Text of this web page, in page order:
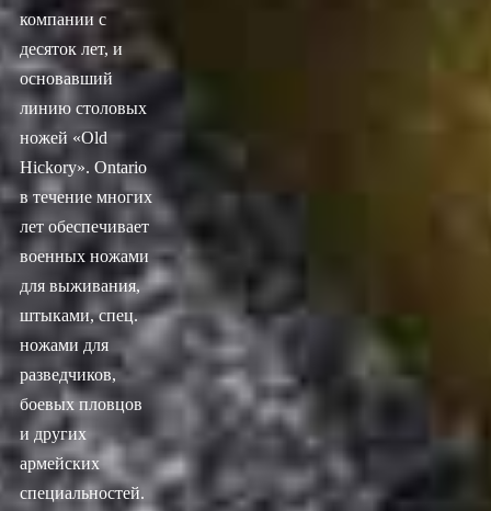
компании с
десяток лет, и
основавший
линию столовых
ножей «Old
Hickory». Ontario
в течение многих
лет обеспечивает
военных ножами
для выживания,
штыками, спец.
ножами для
разведчиков,
боевых пловцов
и других
армейских
специальностей.